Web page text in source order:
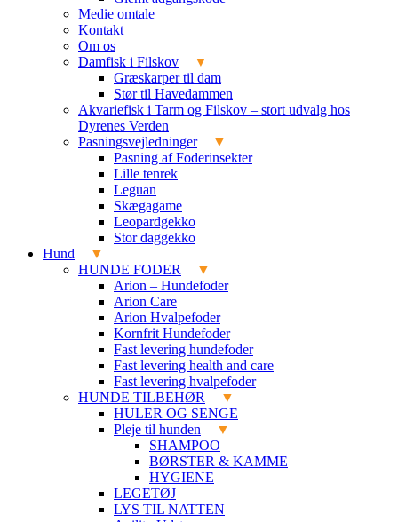
Medie omtale
Kontakt
Om os
Damfisk i Filskov
Græskarper til dam
Stør til Havedammen
Akvariefisk i Tarm og Filskov – stort udvalg hos
Dyrenes Verden
Pasningsvejledninger
Pasning af Foderinsekter
Lille tenrek
Leguan
Skægagame
Leopardgekko
Stor daggekko
Hund
HUNDE FODER
Arion – Hundefoder
Arion Care
Arion Hvalpefoder
Kornfrit Hundefoder
Fast levering hundefoder
Fast levering health and care
Fast levering hvalpefoder
HUNDE TILBEHØR
HULER OG SENGE
Pleje til hunden
SHAMPOO
BØRSTER & KAMME
HYGIENE
LEGETØJ
LYS TIL NATTEN